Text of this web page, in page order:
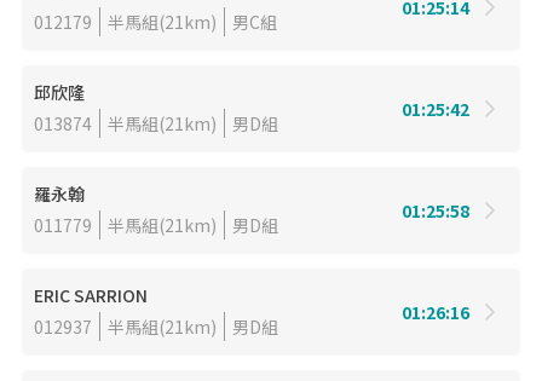
012179
半馬組(21km) 男C組
01:25:14
邱欣隆
013874
半馬組(21km) 男D組
01:25:42
羅永翰
011779
半馬組(21km) 男D組
01:25:58
ERIC SARRION
012937
半馬組(21km) 男D組
01:26:16